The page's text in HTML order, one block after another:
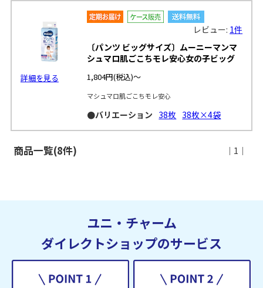
詳細を見る
レビュー: 1件
〔パンツ ビッグサイズ〕ムーニーマンマ
シュマロ肌ごこちモレ安心女の子ビッグ
1,804円(税込)～
マシュマロ肌ごこちモレ安心
●バリエーション 38枚 38枚×4袋
商品一覧(8件) ｜1｜
ユニ・チャーム
ダイレクトショップのサービス